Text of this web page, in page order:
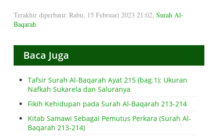
Terakhir diperbaru: Rabu, 15 Februari 2023 21:02, Surah Al-
Baqarah
Baca Juga
Tafsir Surah Al-Baqarah Ayat 215 (bag.1): Ukuran
Nafkah Sukarela dan Saluranya
Fikih Kehidupan pada Surah Al-Baqarah 213-214
Kitab Samawi Sebagai Pemutus Perkara (Surah Al-
Baqarah 213-214)